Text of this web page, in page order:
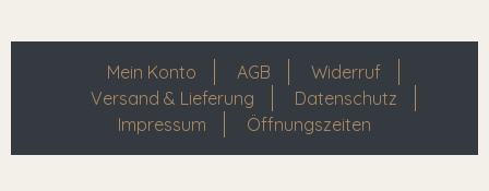
Mein Konto AGB
Widerruf
Versand & Lieferung
Datenschutz
Impressum
Öffnungszeiten